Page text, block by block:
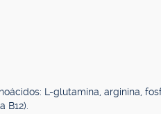
L-glutamina, arginina,
B12).